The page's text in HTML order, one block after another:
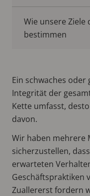
Wie unsere
bestimmen
Ein schwaches
Integrität der
Kette umfasst,
davon.
Wir haben mehrere
sicherzustellen,
erwarteten
Geschäftspraktiken
Zuallererst fordern